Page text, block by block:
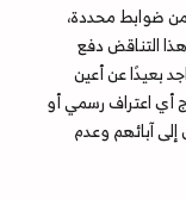
ضوابط محددة،
التناقض دفع
بعيدًا عن أعين
أي اعتراف رسمي أو
آبائهم وعدم